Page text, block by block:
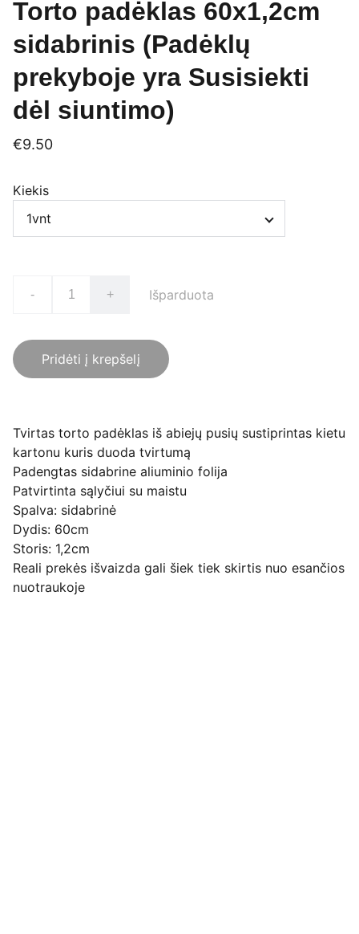
Torto padėklas 60x1,2cm
sidabrinis (Padėklų
prekyboje yra Susisiekti
dėl siuntimo)
€9.50
Kiekis
- + Išparduota
Pridėti į krepšelį
Tvirtas torto padėklas iš abiejų pusių sustiprintas kietu
kartonu kuris duoda tvirtumą
Padengtas sidabrine aliuminio folija
Patvirtinta sąlyčiui su maistu
Spalva: sidabrinė
Dydis: 60cm
Storis: 1,2cm
Reali prekės išvaizda gali šiek tiek skirtis nuo esančios
nuotraukoje